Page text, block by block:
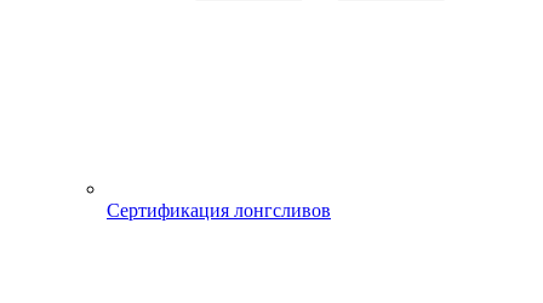
Сертификация лонгсливов